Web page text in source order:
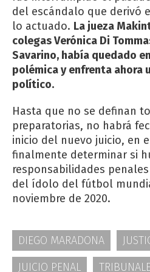
del escándalo que derivó
lo actuado. La jueza
colegas Verónica Di
Savarino, había quedado
polémica y enfrenta ahora
político.
Hasta que no se definan
preparatorias, no habrá
inicio del nuevo juicio, en
finalmente determinar si
responsabilidades
del ídolo del fútbol
noviembre de 2020.
DIEGO MARADONA
JUICIO PENAL